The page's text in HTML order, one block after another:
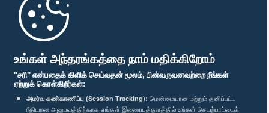
உங்கள் அந்தரங்கத்தை நாம் மதிக்கிறோம்
"சரி" என்பதைக் கிளிக் செய்வதன் மூலம், பின்வருவனவற்றை நீங்கள்
ஏற்றுக் கொள்கிறீர்கள்:
அமர்வு கண்காணிப்பு (Session Tracking): மென்மையான மற்றும் தனிப்பட்ட
ரீதியான அனுபவத்திற்காக எங்கள் இணையத்தளத்தில் உங்கள் செயற்பாட்டைக்
பாராளுமன்ற கையடக்க செயலி
எம்மை பின்தொடர்க :